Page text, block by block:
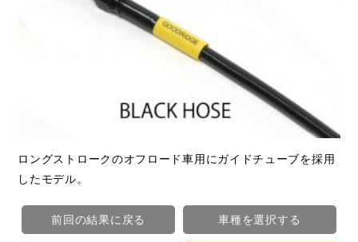
閉じる
ロングストロークのオフロード車用にガイドチューブを採用
したモデル。
前回の結果に戻る 車種を選択する